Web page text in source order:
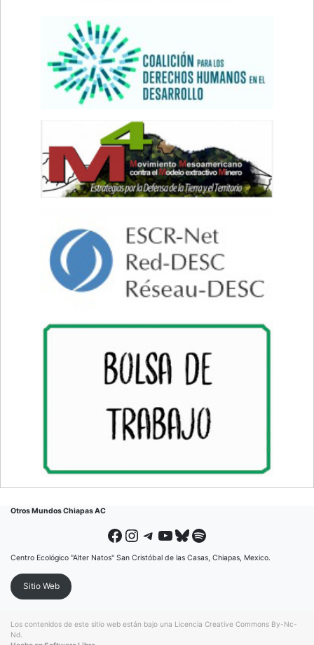
Otros Mundos Chiapas AC
Facebook Instagram Telegram YouTube Bluesky Spotify
Centro Ecológico "Alter Natos" San Cristóbal de las Casas, Chiapas, Mexico.
Sitio Web
Los contenidos de este sitio web están bajo una Licencia Creative Commons By-Nc-
Nd